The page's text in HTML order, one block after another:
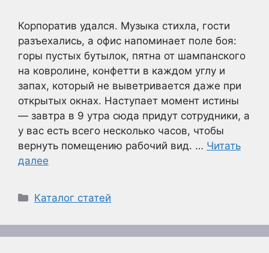
Корпоратив удался. Музыка стихла, гости
разъехались, а офис напоминает поле боя:
горы пустых бутылок, пятна от шампанского
на ковролине, конфетти в каждом углу и
запах, который не выветривается даже при
открытых окнах. Наступает момент истины
— завтра в 9 утра сюда придут сотрудники, а
у вас есть всего несколько часов, чтобы
вернуть помещению рабочий вид. … Читать
далее
Рубрики
Каталог статей